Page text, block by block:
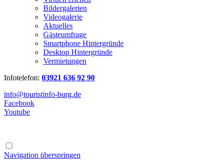
Bildergalerien
Videogalerie
Aktuelles
Gästeumfrage
Smartphone Hintergründe
Desktop Hintergründe
Vermietungen
Infotelefon: 03921 636 92 90
info@touristinfo-burg.de
Facebook
Youtube
Navigation überspringen